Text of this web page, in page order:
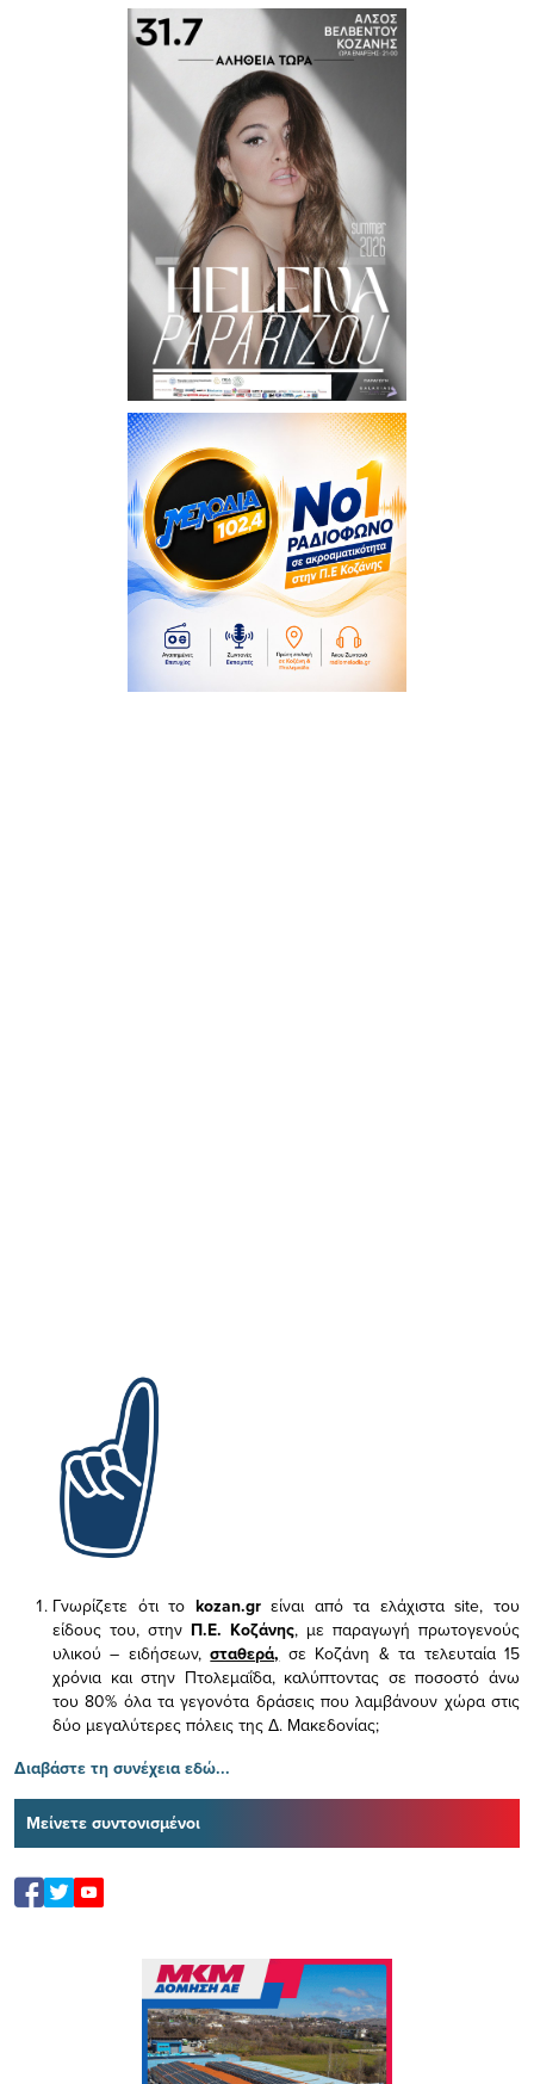
Γνωρίζετε ότι το kozan.gr είναι από τα ελάχισταsite, του
είδους του, στην Π.Ε. Κοζάνης, με παραγωγή πρωτογενούς
υλικού – ειδήσεων,σταθερά, σε Κοζάνη & τα τελευταία 15
χρόνια και στην Πτολεμαΐδα, καλύπτοντας σε ποσοστό άνω
του 80% όλα τα γεγονότα δράσεις που λαμβάνουν χώρα στις
δύο μεγαλύτερες πόλεις της Δ. Μακεδονίας;
Διαβάστε τη συνέχεια εδώ...
Μείνετε συντονισμένοι